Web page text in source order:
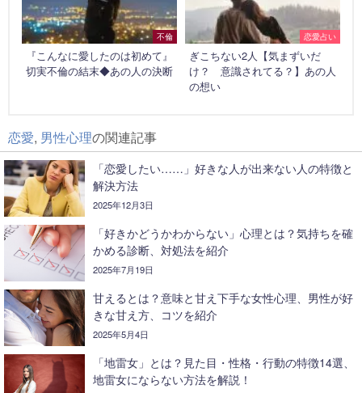
不倫
『こんなに愛したのは初めて』
切実不倫の結末◆あの人の決断
恋愛占い
ぎこちない2人【気まずいだ
け？ 意識されてる？】あの人
の想い
恋愛, 男性心理の関連記事
「恋愛したい……」好きな人が出来ない人の特徴と
解決方法
2025年12月3日
「好きかどうかわからない」心理とは？気持ちを確
かめる診断、対処法を紹介
2025年7月19日
甘えるとは？意味と甘え下手な女性心理、男性が好
きな甘え方、コツを紹介
2025年5月4日
「地雷女」とは？見た目・性格・行動の特徴14選、
地雷女にならない方法を解説！